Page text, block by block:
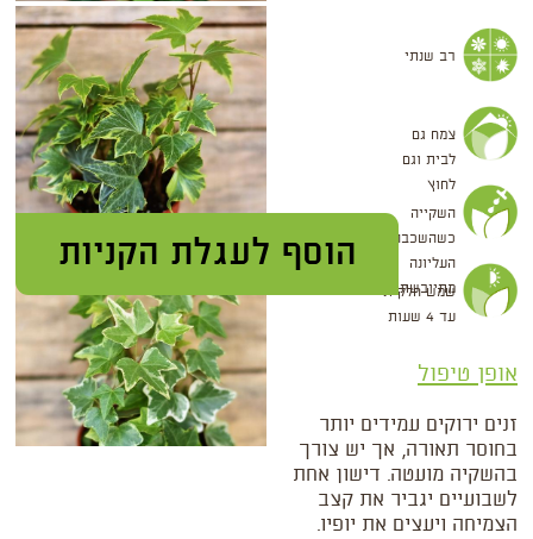
רב שנתי
צמח גם
לבית וגם
לחוץ
השקייה
כשהשכבה
העליונה
מתייבשת
שמש חלקית
עד 4 שעות
אופן טיפול
זנים ירוקים עמידים יותר
בחוסר תאורה, אך יש צורך
בהשקיה מועטה. דישון אחת
לשבועיים יגביר את קצב
הצמיחה ויעצים את יופיו.